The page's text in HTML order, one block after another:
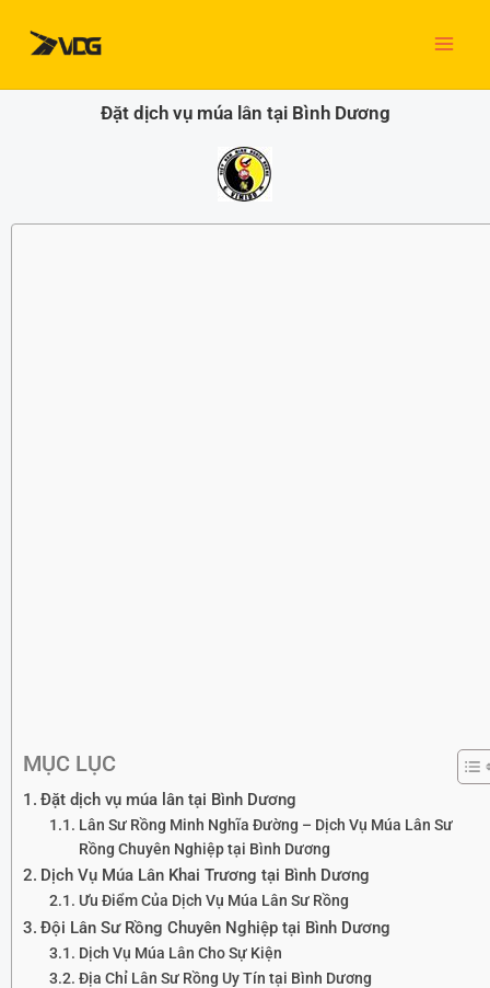
dung
Đặt dịch vụ múa lân tại Bình Dương
MỤC LỤC
Đặt dịch vụ múa lân tại Bình Dương
Lân Sư Rồng Minh Nghĩa Đường – Dịch Vụ Múa Lân Sư
Rồng Chuyên Nghiệp tại Bình Dương
Dịch Vụ Múa Lân Khai Trương tại Bình Dương
Ưu Điểm Của Dịch Vụ Múa Lân Sư Rồng
Đội Lân Sư Rồng Chuyên Nghiệp tại Bình Dương
Dịch Vụ Múa Lân Cho Sự Kiện
Địa Chỉ Lân Sư Rồng Uy Tín tại Bình Dương